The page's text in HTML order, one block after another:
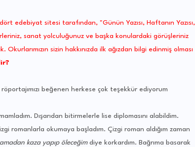
edebiyat sitesi tarafından, "Günün Yazısı, Haftanın Yazısı,
sanat yolculuğunuz ve başka konulardaki görüşleriniz
sizin hakkınızda ilk ağızdan bilgi edinmiş olması
beğenen herkese çok teşekkür ediyorum
Dışarıdan bitirmelerle lise diplomasını alabildim.
romanlarla okumaya başladım. Çizgi roman aldığım zaman
kaza yapıp öleceğimdiye korkardım. Bağrıma basarak